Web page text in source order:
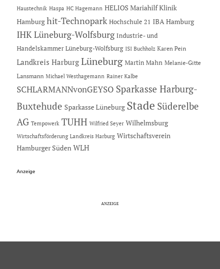
Haustechnik Haspa HC Hagemann HELIOS Mariahilf Klinik
Hamburg hit-Technopark Hochschule 21 IBA Hamburg
IHK Lüneburg-Wolfsburg Industrie- und
Handelskammer Lüneburg-Wolfsburg ISI Buchholz Karen Pein
Landkreis Harburg Lüneburg Martin Mahn Melanie-Gitte
Lansmann Michael Westhagemann Rainer Kalbe
SCHLARMANNvonGEYSO Sparkasse Harburg-
Buxtehude Sparkasse Lüneburg Stade Süderelbe
AG Tempowerk TUHH Wilfried Seyer Wilhelmsburg
Wirtschaftsförderung Landkreis Harburg Wirtschaftsverein
Hamburger Süden WLH
Anzeige